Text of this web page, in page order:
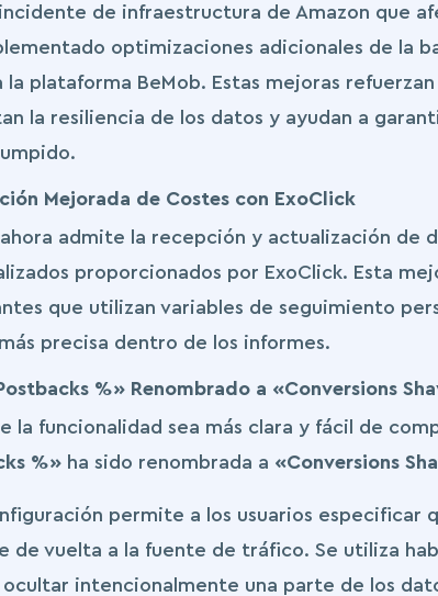
de infraestructura de Amazon que
optimizaciones adicionales de la
la plataforma BeMob. Estas mejoras
la resiliencia de los datos y ayudan a
Mejorada de Costes con ExoClick
ahora admite la recepción y actualización de
proporcionados por ExoClick. Esta
que utilizan variables de seguimiento
precisa dentro de los informes.
%» Renombrado a «Conversions
la funcionalidad sea más clara y fácil de
%» ha sido renombrada a «Conversions
permite a los usuarios especificar
de vuelta a la fuente de tráfico. Se utiliza
ocultar intencionalmente una parte de los